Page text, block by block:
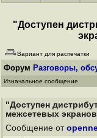
"Доступен
Вариант для распечатки
Форум Разговоры,
Изначальное сообщение
"Доступен
межсетевых
Сообщение от